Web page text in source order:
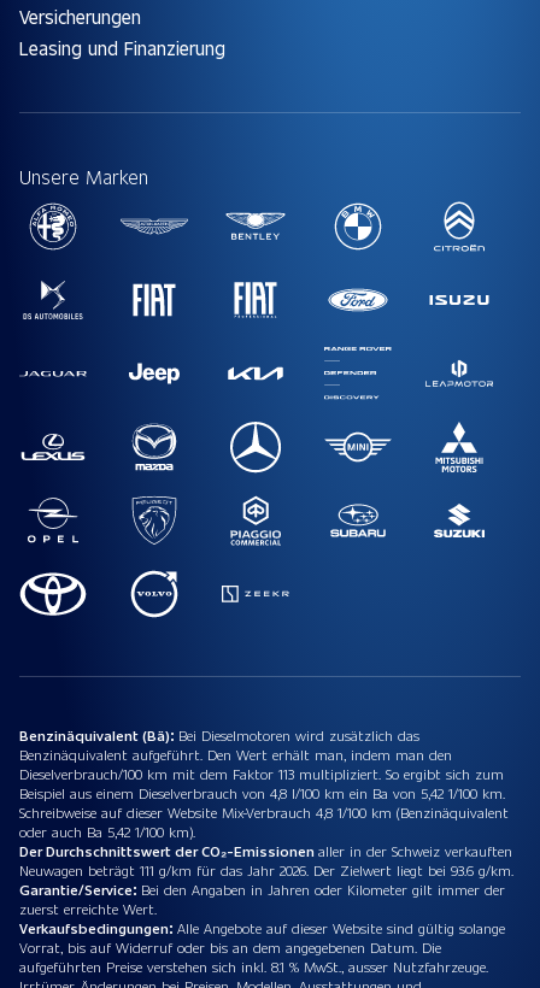
Versicherungen
Leasing und Finanzierung
Unsere Marken
Benzinäquivalent (Bä): Bei Dieselmotoren wird zusätzlich das
Benzinäquivalent aufgeführt. Den Wert erhält man, indem man den
Dieselverbrauch/100 km mit dem Faktor 113 multipliziert. So ergibt sich zum
Beispiel aus einem Dieselverbrauch von 4,8 l/100 km ein Ba von 5,42 1/100 km.
Schreibweise auf dieser Website Mix-Verbrauch 4,8 1/100 km (Benzinäquivalent
oder auch Ba 5,42 1/100 km).
Der Durchschnittswert der CO₂-Emissionenaller in der Schweiz verkauften
Neuwagen beträgt 111 g/km für das Jahr 2026. Der Zielwert liegt bei 93.6 g/km.
Garantie/Service: Bei den Angaben in Jahren oder Kilometer gilt immer der
zuerst erreichte Wert.
Verkaufsbedingungen: Alle Angebote auf dieser Website sind gültig solange
Vorrat, bis auf Widerruf oder bis an dem angegebenen Datum. Die
aufgeführten Preise verstehen sich inkl. 8.1 % MwSt., ausser Nutzfahrzeuge.